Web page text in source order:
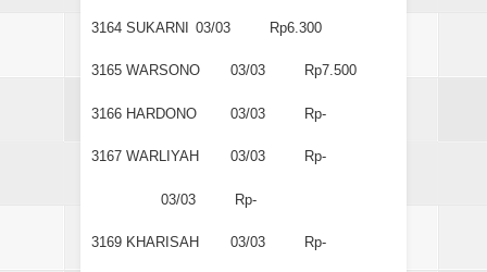
3164 SUKARNI 03/03 Rp6.300
3165 WARSONO 03/03 Rp7.500
3166 HARDONO 03/03 Rp-
3167 WARLIYAH 03/03 Rp-
03/03 Rp-
3169 KHARISAH 03/03 Rp-